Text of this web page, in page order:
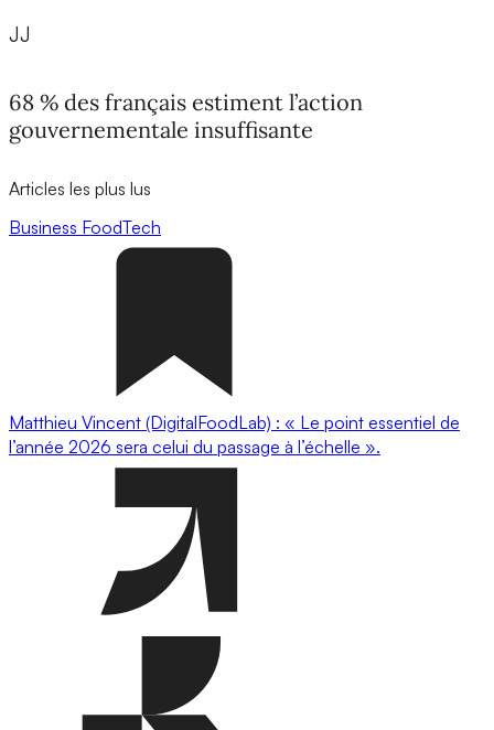
JJ
68 % des français estiment l’action
gouvernementale insuffisante
Articles les plus lus
Business FoodTech
Matthieu Vincent (DigitalFoodLab) : « Le point essentiel de
l’année 2026 sera celui du passage à l’échelle ».